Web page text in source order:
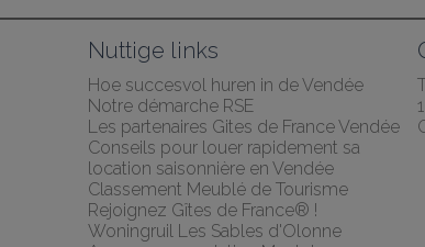
Nuttige links
Hoe succesvol huren in de Vendée
Notre démarche RSE
Les partenaires Gites de France Vendée
Conseils pour louer rapidement sa
location saisonnière en Vendée
Classement Meublé de Tourisme
Rejoignez Gîtes de France® !
Woningruil Les Sables d'Olonne